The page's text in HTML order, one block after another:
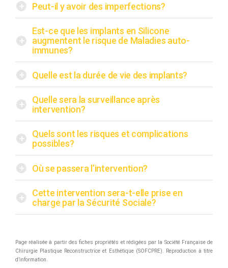
+ Peut-il y avoir des imperfections?
+
Est-ce que les implants en Silicone
augmentent le risque de Maladies auto-
immunes?
+ Quelle est la durée de vie des implants?
+
Quelle sera la surveillance après
intervention?
+
Quels sont les risques et complications
possibles?
+ Où se passera l’intervention?
+
Cette intervention sera-t-elle prise en
charge par la Sécurité Sociale?
Page réalisée à partir des fiches propriétés et rédigées par la Société Française de
Chirurgie Plastique Reconstructrice et Esthétique (SOFCPRE). Reproduction à titre
d’information.